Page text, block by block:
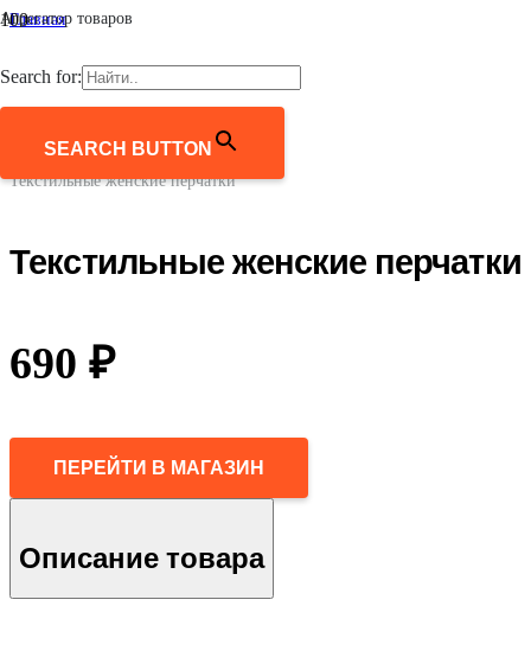
Агрегатор товаров
Search for:
SEARCH BUTTON
Главная
/
Перчатки и варежки
Текстильные женские перчатки
Текстильные женские перчатки
690 ₽
ПЕРЕЙТИ В МАГАЗИН
Описание товара